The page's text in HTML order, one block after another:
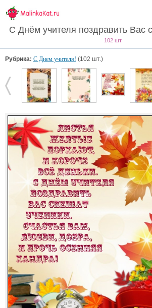
С Днём учителя поздравить Вас
102 шт.
Рубрика: С Днем учителя! (102 шт.)